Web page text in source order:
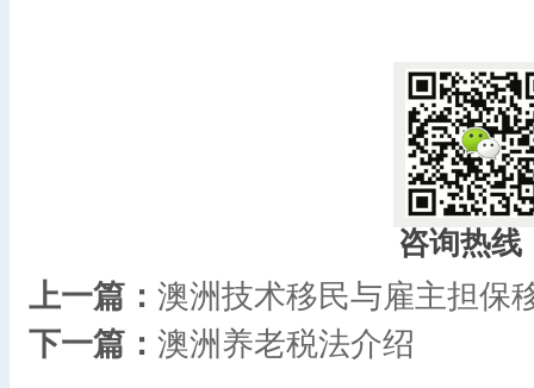
咨询热线
上一篇： 澳洲技术移民与雇主担保
下一篇： 澳洲养老税法介绍